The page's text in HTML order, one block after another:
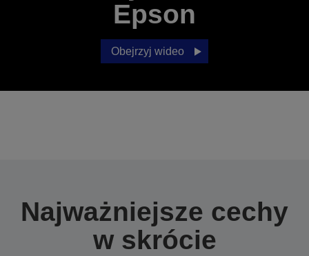
Epson
Obejrzyj wideo
Najważniejsze cechy
w skrócie